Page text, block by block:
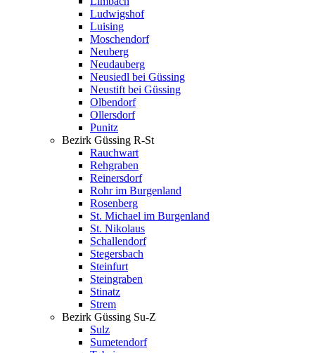
Ludwigshof
Luising
Moschendorf
Neuberg
Neudauberg
Neusiedl bei Güssing
Neustift bei Güssing
Olbendorf
Ollersdorf
Punitz
Bezirk Güssing R-St
Rauchwart
Rehgraben
Reinersdorf
Rohr im Burgenland
Rosenberg
St. Michael im Burgenland
St. Nikolaus
Schallendorf
Stegersbach
Steinfurt
Steingraben
Stinatz
Strem
Bezirk Güssing Su-Z
Sulz
Sumetendorf